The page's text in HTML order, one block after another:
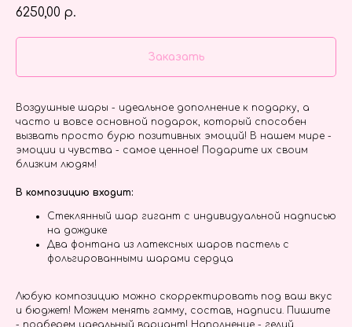
6250,00 р.
Заказать
Воздушные шары - идеальное дополнение к подарку, а
часто и вовсе основной подарок, который способен
вызвать просто бурю позитивных эмоций! В нашем мире -
эмоции и чувства - самое ценное! Подарите их своим
близким людям!
В композицию входит:
Стеклянный шар гигант с индивидуальной надписью
на дождике
Два фонтана из латексных шаров пастель с
фольгированными шарами сердца
Любую композицию можно скорректировать под ваш вкус
и бюджет! Можем менять гамму, состав, надписи. Пишите